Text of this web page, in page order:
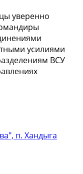
уверенно
усилиями
ВСУ
п. Хандыга